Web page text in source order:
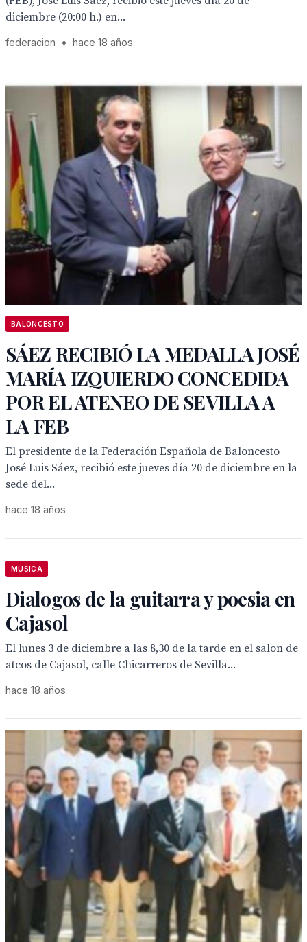
diciembre (20:00 h.) en...
federacion • hace 18 años
BALONCESTO
SÁEZ RECIBIÓ LA MEDALLA JOSÉ
MARÍA IZQUIERDO CONCEDIDA
POR EL ATENEO DE SEVILLA A
LA FEB
El presidente de la Federación Española de Baloncesto
José Luis Sáez, recibió este jueves día 20 de diciembre en la
sede del...
hace 18 años
MÚSICA
Dialogos de la guitarra y poesia en
Cajasol
El lunes 3 de diciembre a las 8,30 de la tarde en el salon de
atcos de Cajasol, calle Chicarreros de Sevilla...
hace 18 años